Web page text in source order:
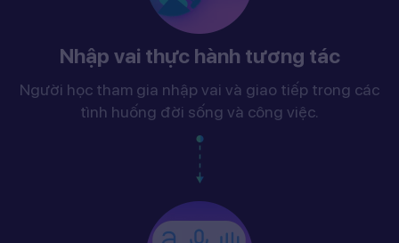
Nhập vai thực hành tương tác
Người học tham gia nhập vai và giao tiếp trong các
tình huống đời sống và công việc.